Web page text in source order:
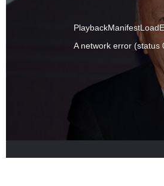
A network error (status